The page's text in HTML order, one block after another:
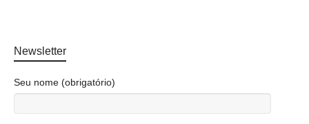
Newsletter
Seu nome (obrigatório)